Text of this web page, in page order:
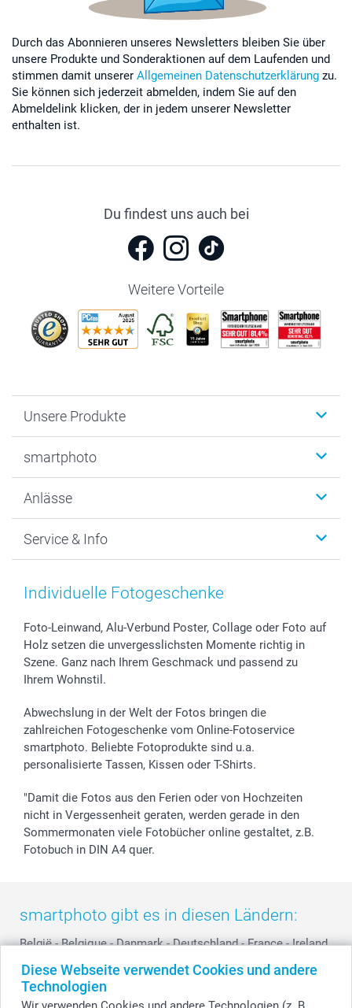
Diese Webseite verwendet Cookies und andere
Technologien
Durch das Abonnieren unseres Newsletters bleiben Sie über
unsere Produkte und Sonderaktionen auf dem Laufenden und
stimmen damit unserer Allgemeinen Datenschutzerklärung zu.
Sie können sich jederzeit abmelden, indem Sie auf den
Abmeldelink klicken, der in jedem unserer Newsletter
enthalten ist.
Du findest uns auch bei
Weitere Vorteile
Unsere Produkte
Fotogeschenke
MyNameBook
Fotoabzüge, Fotos als Buch & Poster
Zubehör & Material
Sticker & Etiketten
Geschenk-Gutscheine (PDF)
smartphoto
Warum smartphoto
Datenschutz
AGB
Presse
Partnerprogramme
Investor Relations
Widerrufsrecht
Anlässe
Neujahr
Muttertag
Kommunion & Konfirmation
Hochzeit
Geburtstag
Zu allen Anlässen
Service & Info
Anmelden /Registrieren
Lieferfristen
72h Lieferung
Zahlungsmöglichkeiten
Status der Bestellung
smartfriends
smartgarantie
smartbonus
Individuelle Fotogeschenke
Foto-Leinwand, Alu-Verbund Poster, Collage oder Foto auf
Holz setzen die unvergesslichsten Momente richtig in
Szene. Ganz nach Ihrem Geschmack und passend zu
Ihrem Wohnstil.
Abwechslung in der Welt der Fotos bringen die
zahlreichen Fotogeschenke vom Online-Fotoservice
smartphoto. Beliebte Fotoprodukte sind u.a.
personalisierte Tassen, Kissen oder T-Shirts.
"Damit die Fotos aus den Ferien oder von Hochzeiten
nicht in Vergessenheit geraten, werden gerade in den
Sommermonaten viele Fotobücher online gestaltet, z.B.
Fotobuch in DIN A4 quer.
smartphoto gibt es in diesen Ländern:
België - Belgique - Danmark - Deutschland - France - Ireland
- Nederland - Norge - Österreich - Schweiz Suisse -
Switzerland - Suomi
Other Countries